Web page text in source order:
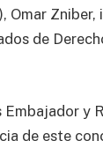
Omar Zniber,
de
Embajador y
de este